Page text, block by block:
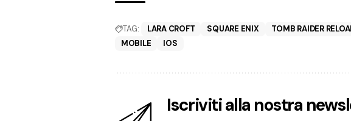
TAG: LARA CROFT SQUARE ENIX TOMB RAIDER
MOBILE
IOS
Iscriviti alla nostra